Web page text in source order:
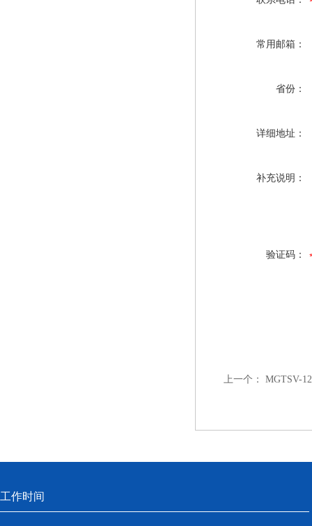
常用邮箱：
省份：
详细地址：
补充说明：
验证码：
上一个： MGTSV-
工作时间